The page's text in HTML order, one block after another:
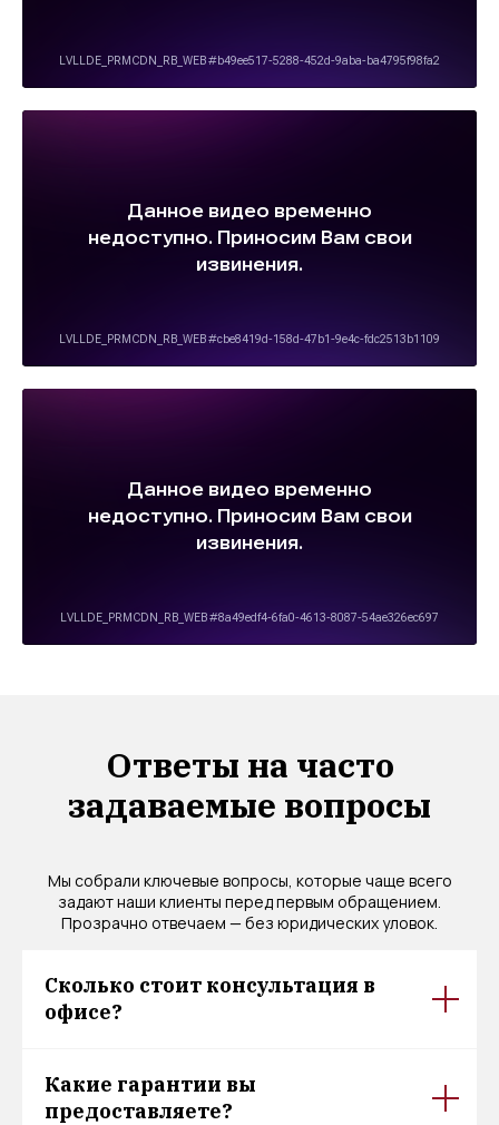
Ответы на часто
задаваемые вопросы
Мы собрали ключевые вопросы, которые чаще всего
задают наши клиенты перед первым обращением.
Прозрачно отвечаем — без юридических уловок.
Сколько стоит консультация в
офисе?
Какие гарантии вы
предоставляете?